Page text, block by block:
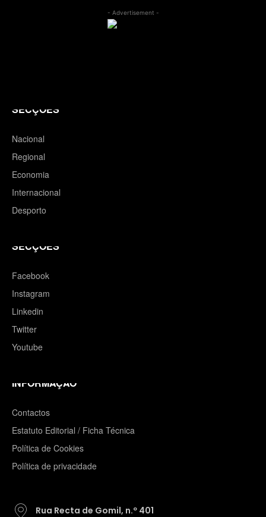
- Advertisement -
SECÇÕES
Nacional
Regional
Economia
Internacional
Desporto
SECÇÕES
Facebook
Instagram
Linkedin
Twitter
Youtube
INFORMAÇÃO
Contactos
Estatuto Editorial / Ficha Técnica
Política de Cookies
Política de privacidade
Rua Recta de Gomil, n.º 401